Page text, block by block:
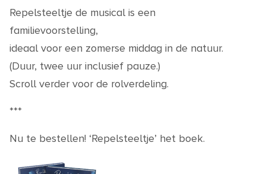
Repelsteeltje de musical is een
familievoorstelling,
ideaal voor een zomerse middag in de natuur.
(Duur, twee uur inclusief pauze.)
Scroll verder voor de rolverdeling.
***
Nu te bestellen! ‘Repelsteeltje’ het boek.